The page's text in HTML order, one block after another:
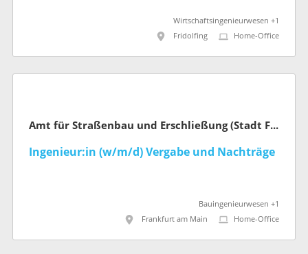
Wirtschaftsingenieurwesen +1
Fridolfing
Home-Office
Amt für Straßenbau und Erschließung (Stadt Frankfurt am Main)
Ingenieur:in (w/m/d) Vergabe und Nachträge
Bauingenieurwesen +1
Frankfurt am Main
Home-Office